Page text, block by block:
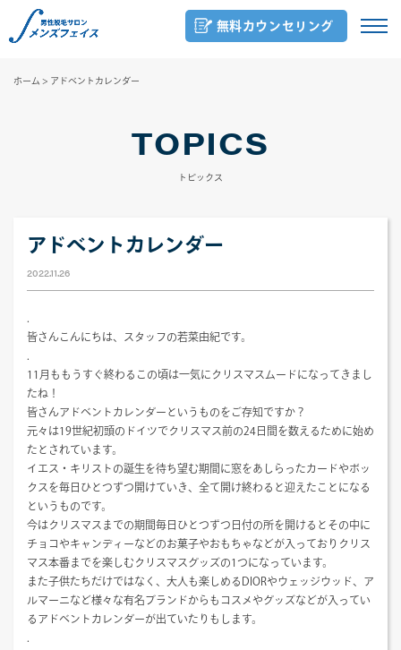
無料カウンセリング
ホーム > アドベントカレンダー
TOPICS
トピックス
アドベントカレンダー
2022.11.26
皆さんこんにちは、スタッフの若菜由紀です。
11月ももうすぐ終わるこの頃は一気にクリスマスムードになってきまし
たね！
皆さんアドベントカレンダーというものをご存知ですか？
元々は19世紀初頭のドイツでクリスマス前の24日間を数えるために始め
たとされています。
イエス・キリストの誕生を待ち望む期間に窓をあしらったカードやボッ
クスを毎日ひとつずつ開けていき、全て開け終わると迎えたことになる
というものです。
今はクリスマスまでの期間毎日ひとつずつ日付の所を開けるとその中に
チョコやキャンディーなどのお菓子やおもちゃなどが入っておりクリス
マス本番までを楽しむクリスマスグッズの1つになっています。
また子供たちだけではなく、大人も楽しめるDIORやウェッジウッド、ア
ルマーニなど様々な有名ブランドからもコスメやグッズなどが入ってい
るアドベントカレンダーが出ていたりもします。